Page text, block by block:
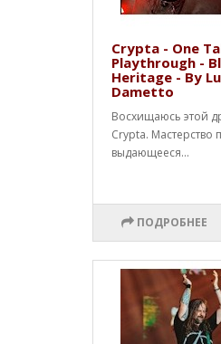
Crypta - One
Playthrough -
Heritage - By
Dametto
Восхищаюсь этой
Crypta. Мастерство
выдающееся...
ПОДРОБНЕЕ